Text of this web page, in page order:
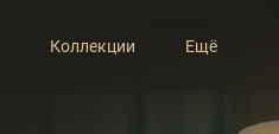
Коллекции Ещё